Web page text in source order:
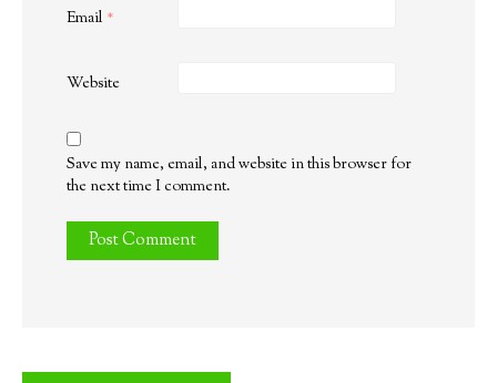
Email *
Website
Save my name, email, and website in this browser for
the next time I comment.